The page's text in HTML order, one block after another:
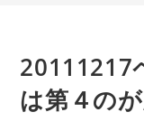
20111217
は第４の